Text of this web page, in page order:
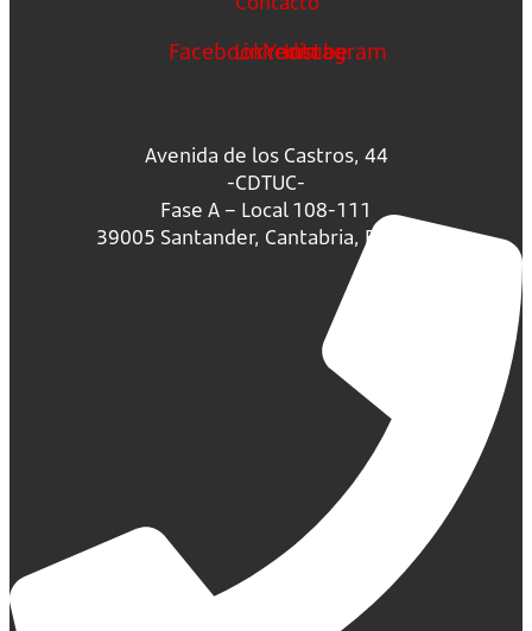
FacebookLinkedin
Youtube
Instagram
Avenida de los Castros, 44
-CDTUC-
Fase A – Local 108-111
39005 Santander, Cantabria, España.